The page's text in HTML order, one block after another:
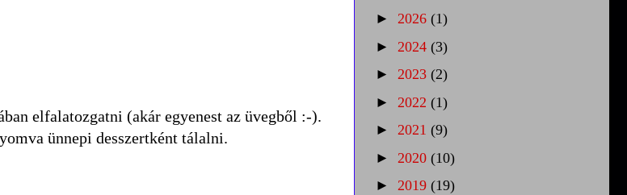
elfalatozgatni (akár egyenest az üvegből :-).
ünnepi desszertként tálalni.
► 2026 (1)
► 2024 (3)
► 2023 (2)
► 2022 (1)
► 2021 (9)
► 2020 (10)
► 2019 (19)